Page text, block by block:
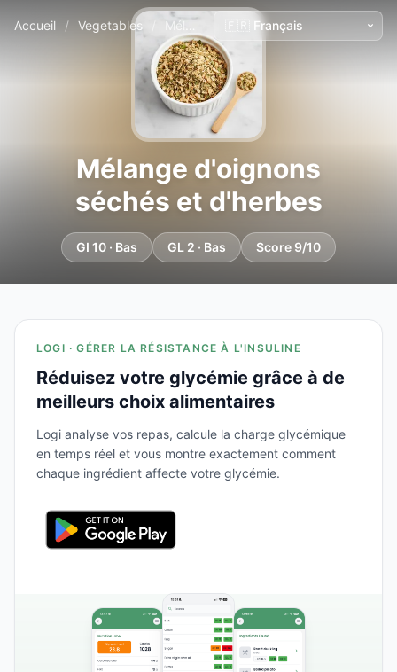
Accueil / Vegetables Mélange d'oignons séchés et d'herbes
Mélange d'oignons
séchés et d'herbes
GI 10 · Bas GL 2 · Bas Score 9/10
LOGI · GÉRER LA RÉSISTANCE À L'INSULINE
Réduisez votre glycémie grâce à de
meilleurs choix alimentaires
Logi analyse vos repas, calcule la charge glycémique
en temps réel et vous montre exactement comment
chaque ingrédient affecte votre glycémie.